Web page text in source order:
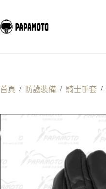
至
主
首頁 / 防護裝備 / 騎士手套 /